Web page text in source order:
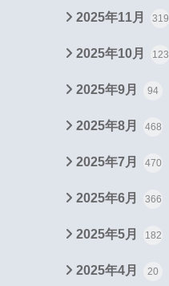
2025年11月 319
2025年10月 123
2025年9月 94
2025年8月 468
2025年7月 470
2025年6月 366
2025年5月 182
2025年4月 20